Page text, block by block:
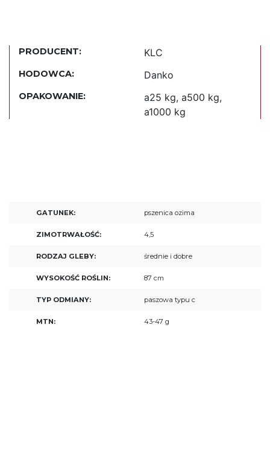
PRODUCENT: KLC
HODOWCA: Danko
OPAKOWANIE:
a25 kg, a500 kg,
a1000 kg
GATUNEK: pszenica ozima
ZIMOTRWAŁOŚĆ: 4,5
RODZAJ GLEBY: średnie i dobre
WYSOKOŚĆ ROŚLIN: 87 cm
TYP ODMIANY: paszowa typu c
MTN: 43-47 g